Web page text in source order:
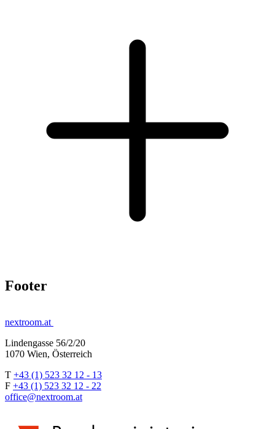
Footer
nextroom.at
Lindengasse 56/2/20
1070 Wien, Österreich
T +43 (1) 523 32 12 - 13
F +43 (1) 523 32 12 - 22
office@nextroom.at